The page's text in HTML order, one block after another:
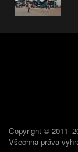
Copyright ©
Všechna práva